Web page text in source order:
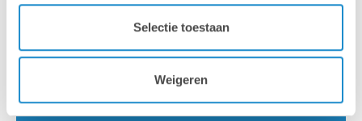
Selectie toestaan
Weigeren
Emailadres